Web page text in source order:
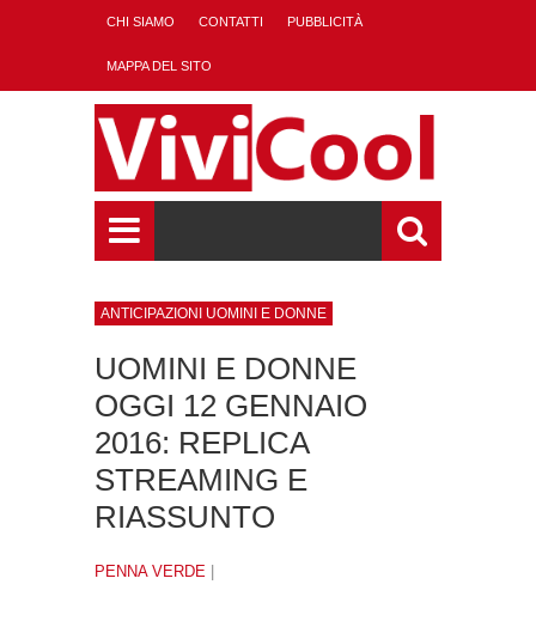
CHI SIAMO CONTATTI PUBBLICITÀ
MAPPA DEL SITO
ANTICIPAZIONI UOMINI E DONNE
UOMINI E DONNE
OGGI 12 GENNAIO
2016: REPLICA
STREAMING E
RIASSUNTO
PENNA VERDE